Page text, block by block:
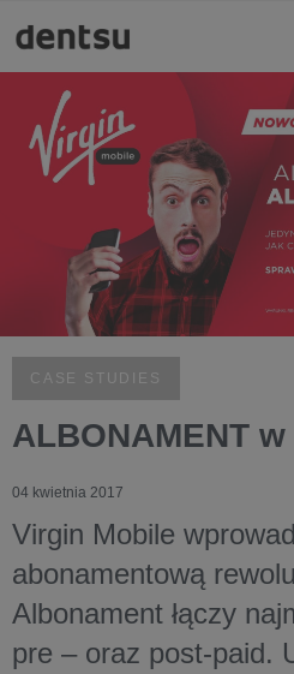
CASE STUDIES
ALBONAMENT
04 kwietnia 2017
Virgin Mobile
abonamentową
Albonament łączy
pre – oraz post-paid.